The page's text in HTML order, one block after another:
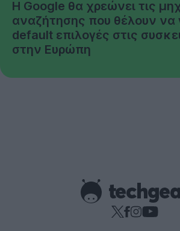
Η Google θα χρεώνει τις
αναζήτησης που θέλουν να
default επιλογές στις
στην Ευρώπη